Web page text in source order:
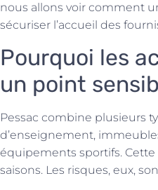
nous allons voir comment
sécuriser l’accueil des
Pourquoi les
un point
Pessac combine plusieurs
d’enseignement,
équipements sportifs. Cette
saisons. Les risques, eux,